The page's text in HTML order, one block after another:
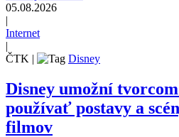
05.08.2026
|
Internet
|
ČTK | Disney
Disney umožní
používať postavy a
filmov